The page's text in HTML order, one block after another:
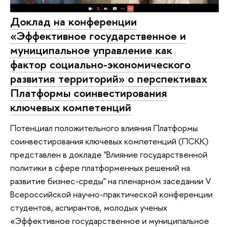
Доклад на конференции
«Эффективное государственное и
муниципальное управление как
фактор социально-экономического
развития территорий» о перспективах
Платформы соинвестирования
ключевых компетенций
Потенциал положительного влияния Платформы
соинвестирования ключевых компетенций (ПСКК)
представлен в докладе "Влияние государственной
политики в сфере платформенных решений на
развитие бизнес-среды" на пленарном заседании V
Всероссийской научно-практической конференции
студентов, аспирантов, молодых ученых
«Эффективное государственное и муниципальное